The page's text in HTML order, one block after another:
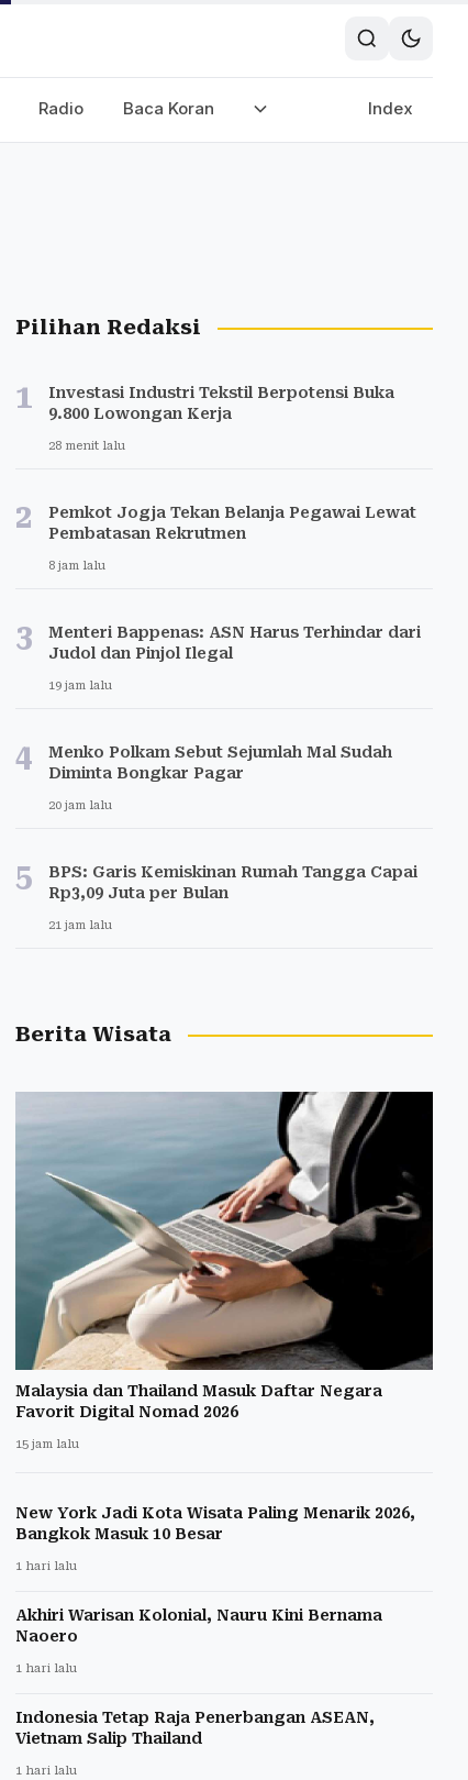
Radio Baca Koran Index
Pilihan Redaksi
1
Investasi Industri Tekstil Berpotensi Buka
9.800 Lowongan Kerja
28 menit lalu
2
Pemkot Jogja Tekan Belanja Pegawai Lewat
Pembatasan Rekrutmen
8 jam lalu
3
Menteri Bappenas: ASN Harus Terhindar dari
Judol dan Pinjol Ilegal
19 jam lalu
4
Menko Polkam Sebut Sejumlah Mal Sudah
Diminta Bongkar Pagar
20 jam lalu
5
BPS: Garis Kemiskinan Rumah Tangga Capai
Rp3,09 Juta per Bulan
21 jam lalu
Berita Wisata
Malaysia dan Thailand Masuk Daftar Negara
Favorit Digital Nomad 2026
15 jam lalu
New York Jadi Kota Wisata Paling Menarik 2026,
Bangkok Masuk 10 Besar
1 hari lalu
Akhiri Warisan Kolonial, Nauru Kini Bernama
Naoero
1 hari lalu
Indonesia Tetap Raja Penerbangan ASEAN,
Vietnam Salip Thailand
1 hari lalu